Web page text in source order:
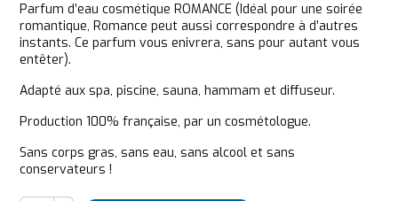
Parfum d’eau cosmétique ROMANCE (Idéal pour une soirée
romantique, Romance peut aussi correspondre à d’autres
instants. Ce parfum vous enivrera, sans pour autant vous
entêter).
Adapté aux spa, piscine, sauna, hammam et diffuseur.
Production 100% française, par un cosmétologue.
Sans corps gras, sans eau, sans alcool et sans
conservateurs !